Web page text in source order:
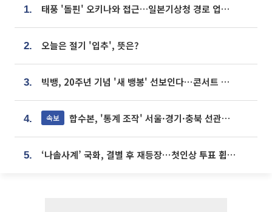
1. 태풍 '돌핀' 오키나와 접근…일본기상청 경로 업데이트
2. 오늘은 절기 '입추', 뜻은?
3. 빅뱅, 20주년 기념 '새 뱅봉' 선보인다⋯콘서트 앞두고 팝업 개최
4. 속보 합수본, '통계 조작' 서울·경기·충북 선관위 등 추가 압수수색
5. ‘나솔사계’ 국화, 결별 후 재등장⋯첫인상 투표 휩쓸고 ‘인기녀’ 등극